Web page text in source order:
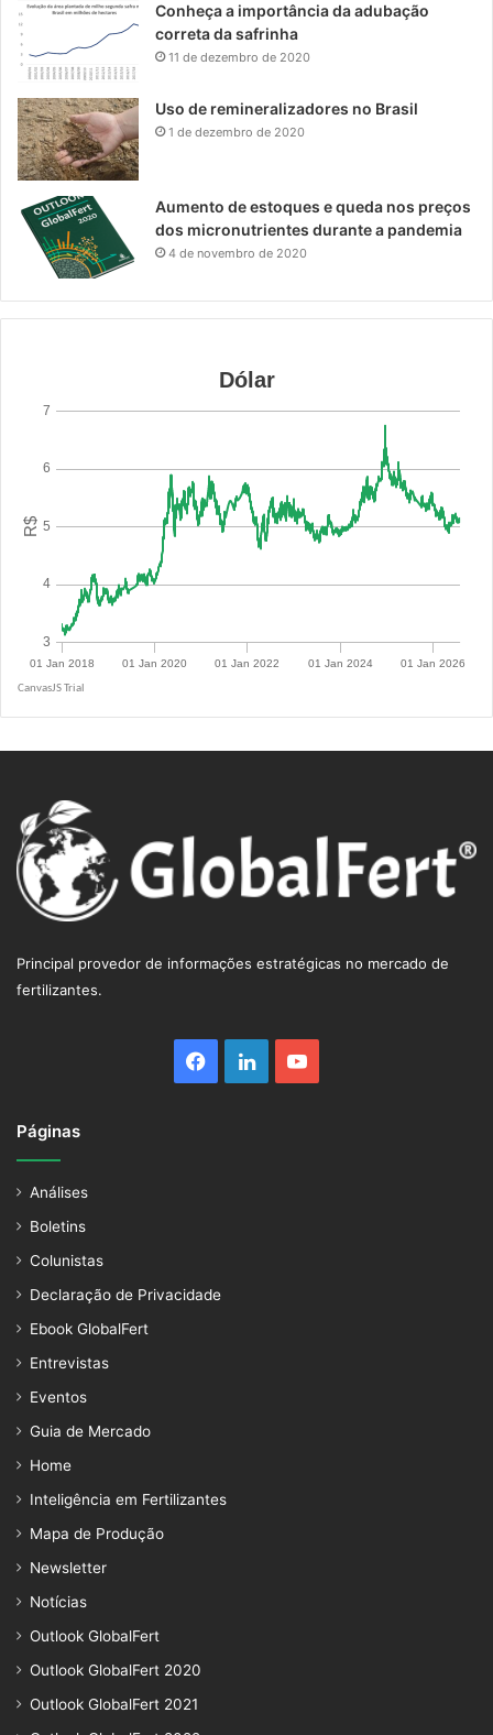
Conheça a importância da adubação
correta da safrinha
11 de dezembro de 2020
Uso de remineralizadores no Brasil
1 de dezembro de 2020
Aumento de estoques e queda nos preços
dos micronutrientes durante a pandemia
4 de novembro de 2020
Principal provedor de informações estratégicas no mercado de
fertilizantes.
Facebook
LinkedinYouTube
Páginas
Análises
Boletins
Colunistas
Declaração de Privacidade
Ebook GlobalFert
Entrevistas
Eventos
Guia de Mercado
Home
Inteligência em Fertilizantes
Mapa de Produção
Newsletter
Notícias
Outlook GlobalFert
Outlook GlobalFert 2020
Outlook GlobalFert 2021